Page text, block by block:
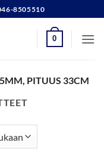
8505510
0
PITUUS 33CM